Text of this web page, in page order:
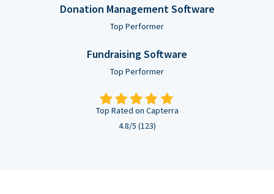
Donation Management Software
Top Performer
Fundraising Software
Top Performer
Top Rated on Capterra
4.8/5 (123)